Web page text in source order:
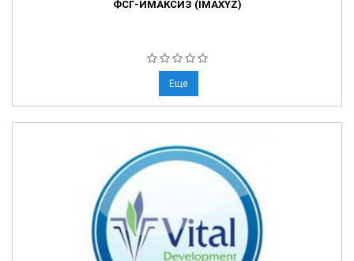
ФСГ-ИМАКСИЗ (IMAXYZ)
Еще